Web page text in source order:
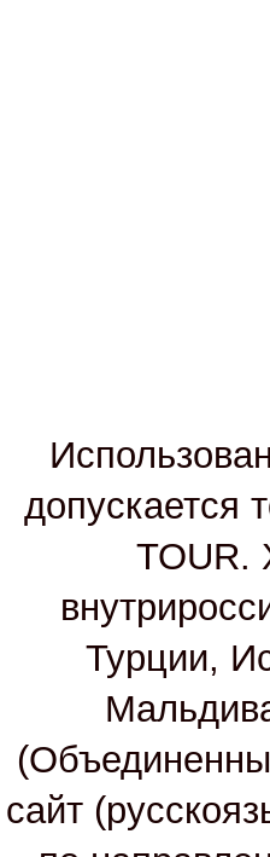
допускается
TOUR.
Турции,
сайт